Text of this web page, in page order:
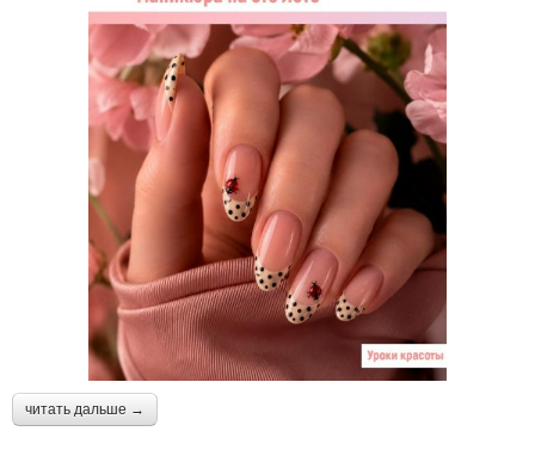
читать дальше →